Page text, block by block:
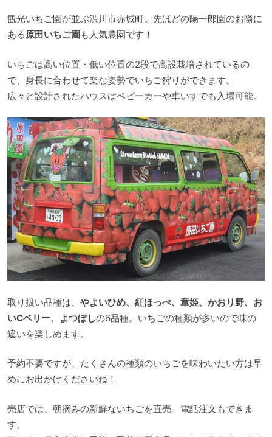
観光いちご園が並ぶ渋川市赤城町。先ほどの陽一郎園のお隣に
ある原田いちご園 も人気農園です！
いちごは高い位置・低い位置の2段で高設栽培されているの
で、身長に合わせて楽な姿勢でいちご狩りができます。
広々と設計されたハウスはベビーカーや車いすでも入場可能。
取り扱い品種は、 やよいひめ、紅ほっぺ、章姫、かおり野、お
いCベリー、よつぼしの6品種。いちごの種類が多いので味の
違いを楽しめます。
予約不要ですが、たくさんの種類のいちごを味わいたい方は早
めにお出かけくださいね！
売店では、朝摘みの新鮮ないちごを直売。電話注文もできま
す。